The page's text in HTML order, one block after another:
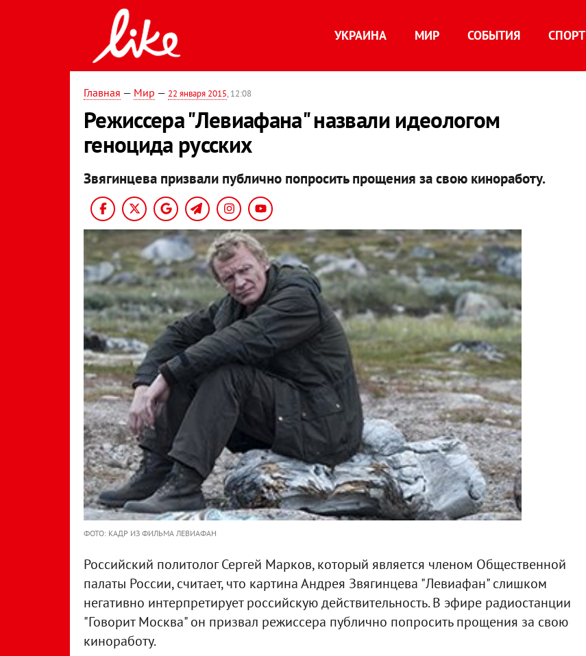
УКРАИНА МИР СОБЫТИЯ СПОРТ
Главная — Мир — 22 января 2015, 12:08
Режиссера "Левиафана" назвали идеологом
геноцида русских
Звягинцева призвали публично попросить прощения за свою киноработу.
ФОТО: КАДР ИЗ ФИЛЬМА ЛЕВИАФАН
Российский политолог Сергей Марков, который является членом Общественной
палаты России, считает, что картина Андрея Звягинцева "Левиафан" слишком
негативно интерпретирует российскую действительность. В эфире радиостанции
"Говорит Москва" он призвал режиссера публично попросить прощения за свою
киноработу.